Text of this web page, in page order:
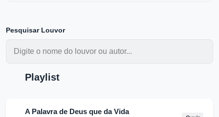
Pesquisar Louvor
Playlist
A Palavra de Deus que da Vida